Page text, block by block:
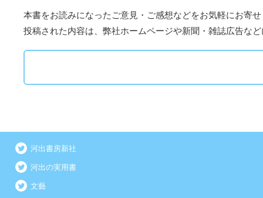
本書をお読みになったご意見・ご感想などをお気軽にお寄
投稿された内容は、弊社ホームページや新聞・雑誌広告な
河出書房新社
河出の実用書
文藝